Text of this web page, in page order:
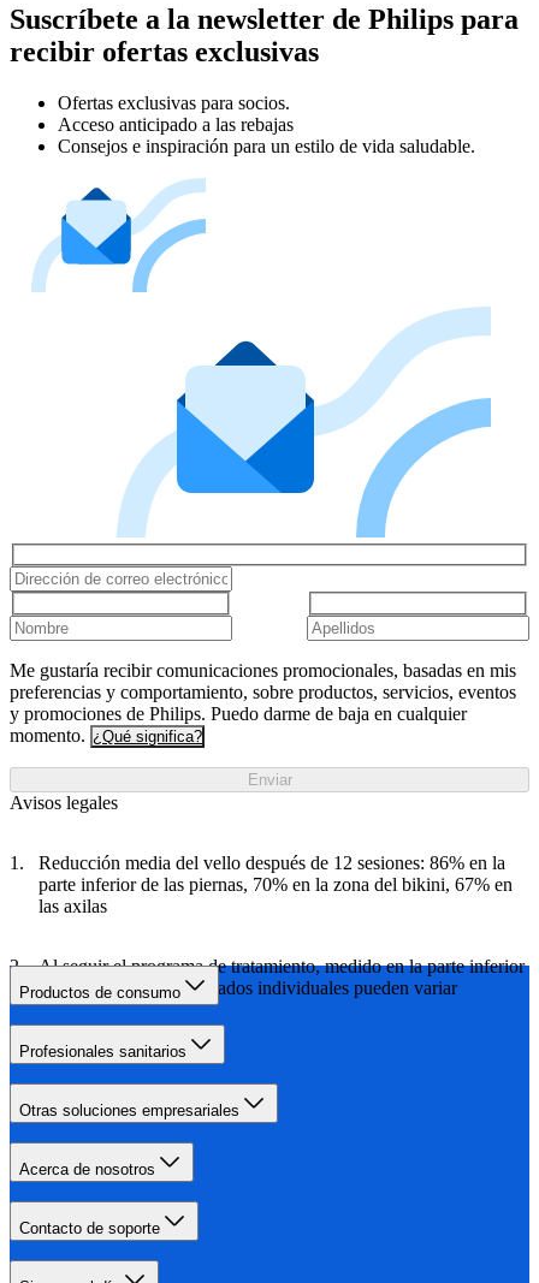
Suscríbete a la newsletter de Philips para
recibir ofertas exclusivas
Ofertas exclusivas para socios.
Acceso anticipado a las rebajas
Consejos e inspiración para un estilo de vida saludable.
Me gustaría recibir comunicaciones promocionales, basadas en mis
preferencias y comportamiento, sobre productos, servicios, eventos
y promociones de Philips. Puedo darme de baja en cualquier
momento. ¿Qué significa?
Enviar
Avisos legales
Reducción media del vello después de 12 sesiones: 86% en la
parte inferior de las piernas, 70% en la zona del bikini, 67% en
las axilas
Al seguir el programa de tratamiento, medido en la parte inferior
de las piernas, los resultados individuales pueden variar
Productos de consumo
Profesionales sanitarios
Otras soluciones empresariales
Acerca de nosotros
Contacto de soporte